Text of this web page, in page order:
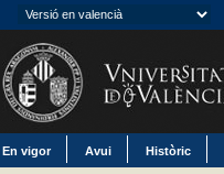
En vigor Avui Històric